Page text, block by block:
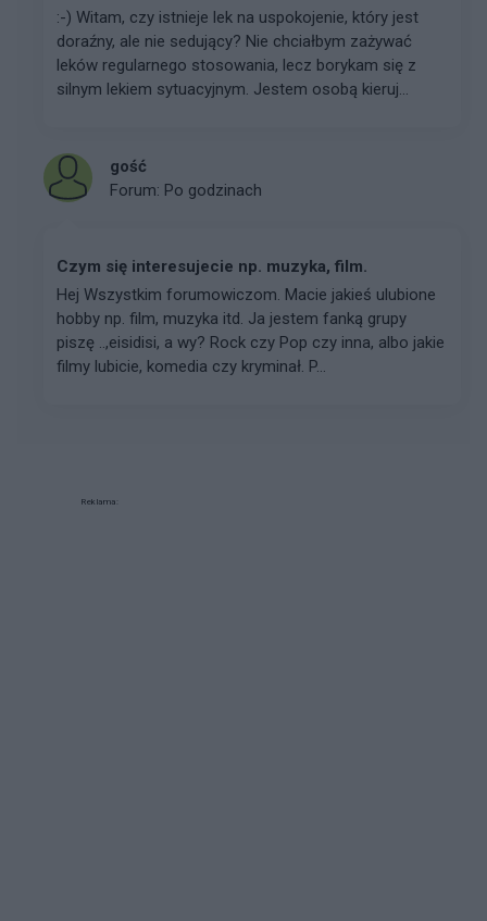
:-) Witam, czy istnieje lek na uspokojenie, który jest
doraźny, ale nie sedujący? Nie chciałbym zażywać
leków regularnego stosowania, lecz borykam się z
silnym lekiem sytuacyjnym. Jestem osobą kieruj...
gość
Forum: Po godzinach
Czym się interesujecie np. muzyka, film.
Hej Wszystkim forumowiczom. Macie jakieś ulubione
hobby np. film, muzyka itd. Ja jestem fanką grupy
piszę ..,eisidisi, a wy? Rock czy Pop czy inna, albo jakie
filmy lubicie, komedia czy kryminał. P...
Reklama: